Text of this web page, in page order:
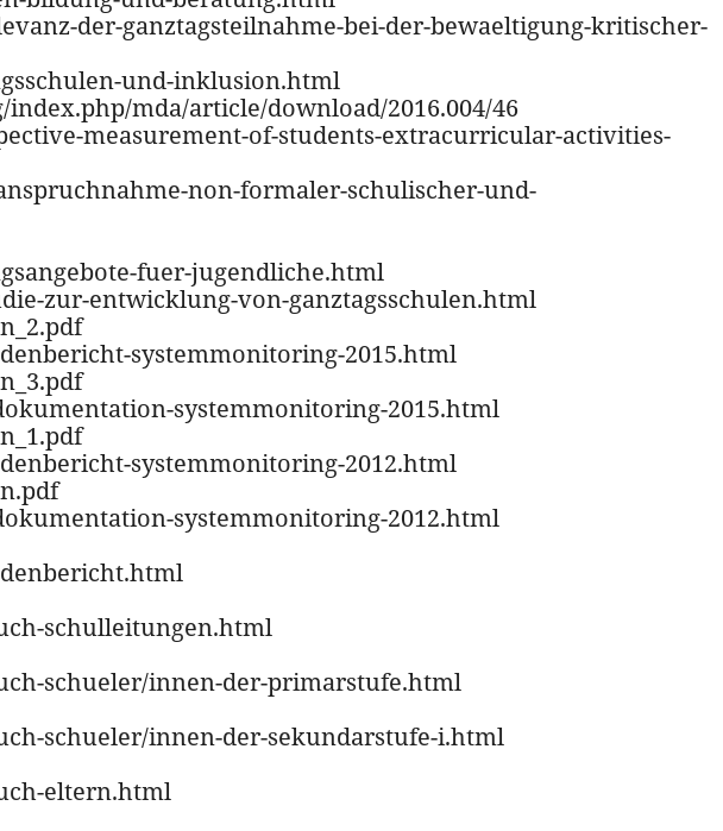
der-ganztagsteilnahme-bei-der-bewaeltigung-kritischer-
und-inklusion.html
mda/article/download/2016.004/46
measurement-of-students-extracurricular-activities-
non-formaler-schulischer-und-
fuer-jugendliche.html
zur-entwicklung-von-ganztagsschulen.html
systemmonitoring-2015.html
systemmonitoring-2015.html
systemmonitoring-2012.html
systemmonitoring-2012.html
schulleitungen.html
schueler/innen-der-primarstufe.html
schueler/innen-der-sekundarstufe-i.html
eltern.html